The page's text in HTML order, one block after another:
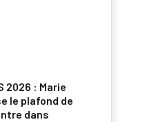
2026 : Marie
le plafond de
dans